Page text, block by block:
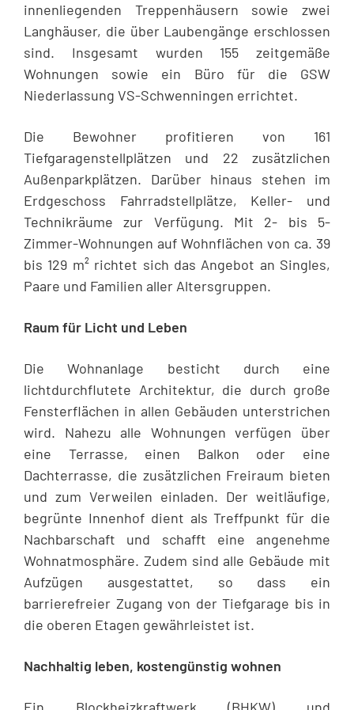
innenliegenden Treppenhäusern sowie zwei
Langhäuser, die über Laubengänge erschlossen
sind. Insgesamt wurden 155 zeitgemäße
Wohnungen sowie ein Büro für die GSW
Niederlassung VS-Schwenningen errichtet.
Die Bewohner profitieren von 161
Tiefgaragenstellplätzen und 22 zusätzlichen
Außenparkplätzen. Darüber hinaus stehen im
Erdgeschoss Fahrradstellplätze, Keller- und
Technikräume zur Verfügung. Mit 2- bis 5-
Zimmer-Wohnungen auf Wohnflächen von ca. 39
bis 129 m² richtet sich das Angebot an Singles,
Paare und Familien aller Altersgruppen.
Raum für Licht und Leben
Die Wohnanlage besticht durch eine
lichtdurchflutete Architektur, die durch große
Fensterflächen in allen Gebäuden unterstrichen
wird. Nahezu alle Wohnungen verfügen über
eine Terrasse, einen Balkon oder eine
Dachterrasse, die zusätzlichen Freiraum bieten
und zum Verweilen einladen. Der weitläufige,
begrünte Innenhof dient als Treffpunkt für die
Nachbarschaft und schafft eine angenehme
Wohnatmosphäre. Zudem sind alle Gebäude mit
Aufzügen ausgestattet, so dass ein
barrierefreier Zugang von der Tiefgarage bis in
die oberen Etagen gewährleistet ist.
Nachhaltig leben, kostengünstig wohnen